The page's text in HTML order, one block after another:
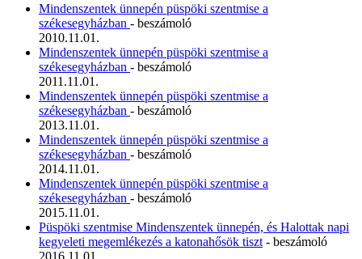
Mindenszentek ünnepén püspöki szentmise a
székesegyházban - beszámoló
2010.11.01.
Mindenszentek ünnepén püspöki szentmise a
székesegyházban - beszámoló
2011.11.01.
Mindenszentek ünnepén püspöki szentmise a
székesegyházban - beszámoló
2013.11.01.
Mindenszentek ünnepén püspöki szentmise a
székesegyházban - beszámoló
2014.11.01.
Mindenszentek ünnepén püspöki szentmise a
székesegyházban - beszámoló
2015.11.01.
Püspöki szentmise Mindenszentek ünnepén, és Halottak napi
kegyeleti megemlékezés a katonahősök tiszt - beszámoló
2016.11.01.